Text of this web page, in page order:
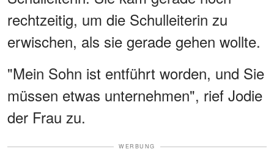
rechtzeitig, um die Schulleiterin zu
erwischen, als sie gerade gehen wollte.
"Mein Sohn ist entführt worden, und Sie
müssen etwas unternehmen", rief Jodie
der Frau zu.
WERBUNG